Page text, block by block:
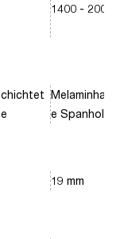
1400 - 2000
e
19 mm